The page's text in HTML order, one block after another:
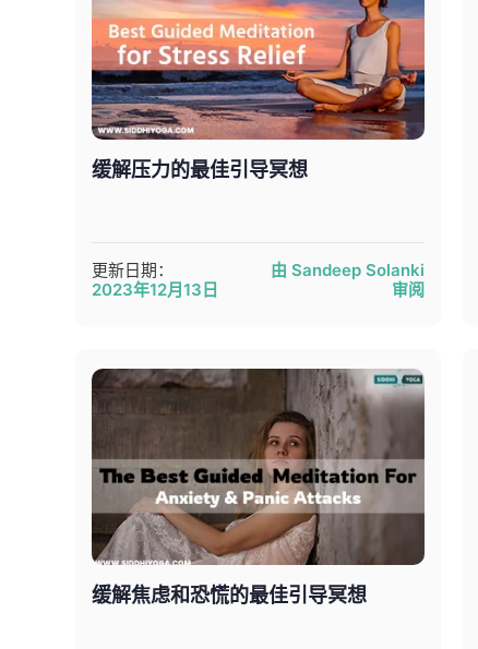
缓解压力的最佳引导冥想
更新日期：
2023年12月13日
由 Sandeep Solanki
审阅
缓解焦虑和恐慌的最佳引导冥想